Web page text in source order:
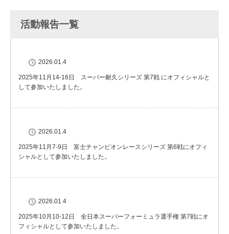
活動報告一覧
2026.01.4
2025年11月14-16日 スーパー耐久シリーズ 第7戦 にオフィシャルと
して参加いたしました。
2026.01.4
2025年11月7-9日 富士チャンピオンレースシリーズ 第6戦にオフィ
シャルとして参加いたしました。
2026.01.4
2025年10月10-12日 全日本スーパーフォーミュラ選手権 第7戦にオ
フィシャルとして参加いたしました。